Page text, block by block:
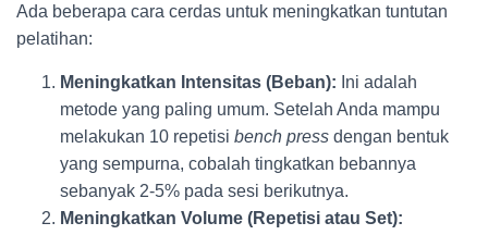
Ada beberapa cara cerdas untuk meningkatkan tuntutan
pelatihan:
Meningkatkan Intensitas (Beban): Ini adalah
metode yang paling umum. Setelah Anda mampu
melakukan 10 repetisi bench press dengan bentuk
yang sempurna, cobalah tingkatkan bebannya
sebanyak 2-5% pada sesi berikutnya.
Meningkatkan Volume (Repetisi atau Set):